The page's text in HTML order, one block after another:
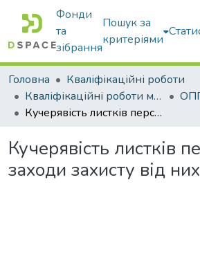
Фонди
та
зібрання
Пошук за
критеріями
Головна
Кваліфікаційні роботи
Кваліфікаційні роботи магістрів
Кучерявість листків персика та заходи захисту від них
Кучерявість листків
заходи захисту від них